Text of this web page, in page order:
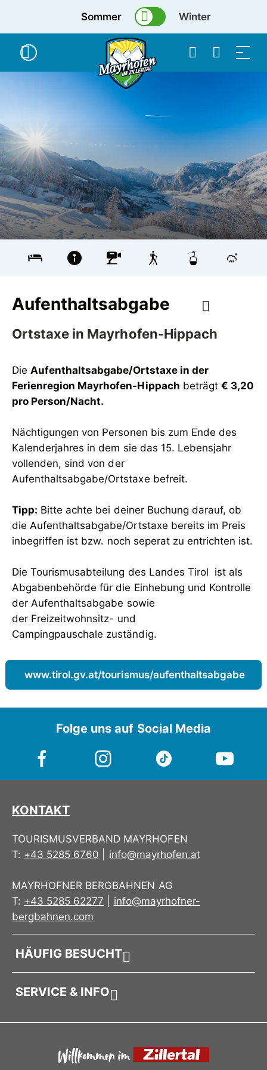
Sommer Winter
Aufenthaltsabgabe
Ortstaxe in Mayrhofen-Hippach
DieAufenthaltsabgabe/Ortstaxe in der
Ferienregion Mayrhofen-Hippach beträgt € 3,20
pro Person/Nacht.
Nächtigungen von Personen bis zum Ende des
Kalenderjahres in dem sie das 15. Lebensjahr
vollenden, sind von der
Aufenthaltsabgabe/Ortstaxe befreit.
Tipp: Bitte achte bei deiner Buchung darauf, ob
die Aufenthaltsabgabe/Ortstaxe bereits im Preis
inbegriffen ist bzw. noch seperat zu entrichten ist.
Die Tourismusabteilung des Landes Tirol ist als
Abgabenbehörde für die Einhebung und Kontrolle
der Aufenthaltsabgabe sowie
der Freizeitwohnsitz- und
Campingpauschale zuständig.
www.tirol.gv.at/tourismus/aufenthaltsabgabe
Folge uns auf Social Media
KONTAKT
TOURISMUSVERBAND MAYRHOFEN
T: +43 5285 6760 info@mayrhofen.at
MAYRHOFNER BERGBAHNEN AG
T: +43 5285 62277
info@mayrhofner-
bergbahnen.com
HÄUFIG BESUCHT
SERVICE & INFO